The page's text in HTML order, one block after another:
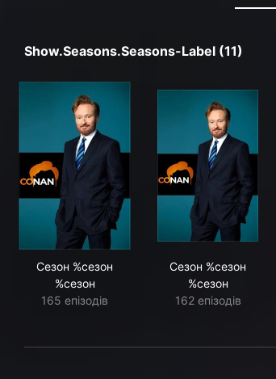
Show.seasons.seasons-Label (11)
Сезон %сезон
%сезон
165 епізодів
Сезон %сезон
%сезон
162 епізодів